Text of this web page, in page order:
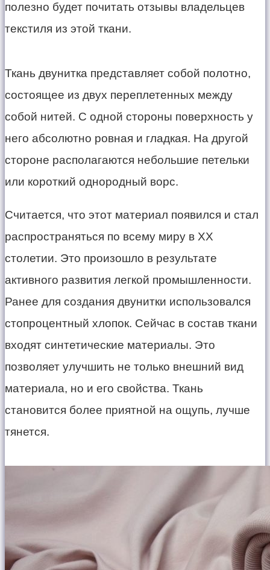
полезно будет почитать отзывы владельцев
текстиля из этой ткани.
Ткань двунитка представляет собой полотно,
состоящее из двух переплетенных между
собой нитей. С одной стороны поверхность у
него абсолютно ровная и гладкая. На другой
стороне располагаются небольшие петельки
или короткий однородный ворс.
Считается, что этот материал появился и стал
распространяться по всему миру в ХХ
столетии. Это произошло в результате
активного развития легкой промышленности.
Ранее для создания двунитки использовался
стопроцентный хлопок. Сейчас в состав ткани
входят синтетические материалы. Это
позволяет улучшить не только внешний вид
материала, но и его свойства. Ткань
становится более приятной на ощупь, лучше
тянется.